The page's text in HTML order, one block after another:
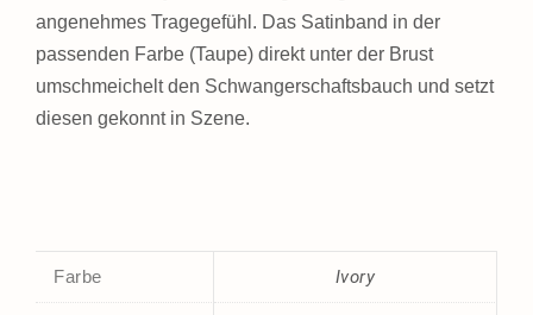
angenehmes Tragegefühl. Das Satinband in der
passenden Farbe (Taupe) direkt unter der Brust
umschmeichelt den Schwangerschaftsbauch und setzt
diesen gekonnt in Szene.
Farbe Ivory